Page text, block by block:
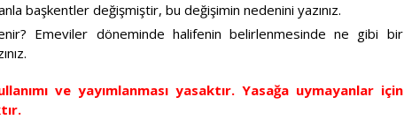
başkentler değişmiştir, bu değişimin nedenini yazınız.
Emeviler döneminde halifenin belirlenmesinde ne gibi bir
ve yayımlanması yasaktır. Yasağa uymayanlar için